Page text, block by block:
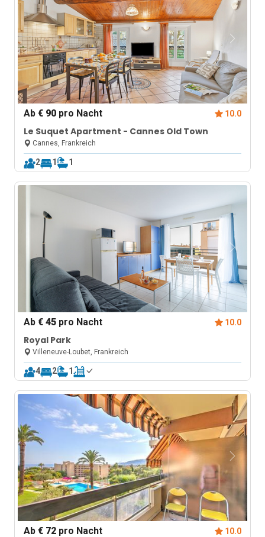
Ab€ 90 pro Nacht 10.0
Le Suquet Apartment - Cannes Old Town
Cannes, Frankreich
2 1 1
Ab€ 45 pro Nacht 10.0
Royal Park
Villeneuve-Loubet, Frankreich
4 2 1
Ab€ 72 pro Nacht 10.0